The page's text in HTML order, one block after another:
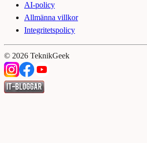
AI-policy
Allmänna villkor
Integritetspolicy
© 2026 TeknikGeek